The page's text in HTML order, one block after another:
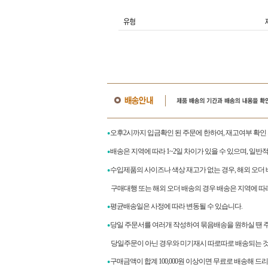
●오후2시까지 입금확인 된 주문에 한하여, 재고여부 확
●배송은 지역에 따라 1~2일 차이가 있을 수 있으며, 일반
●수입제품의 사이즈나 색상 재고가 없는 경우, 해외 오더
구매대행 또는 해외 오더 배송의 경우 배송은 지역에
●평균배송일은 사정에 따라 변동될 수 있습니다.
●당일 주문서를 여러개 작성하여 묶음배송을 원하실 땐
당일주문이 아닌 경우와 미기재시 따로따로 배송되는
●구매금액이 합계 100,000원 이상이면 무료로 배송해 드